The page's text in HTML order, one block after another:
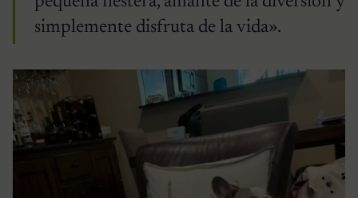
simplemente disfruta de la vida».